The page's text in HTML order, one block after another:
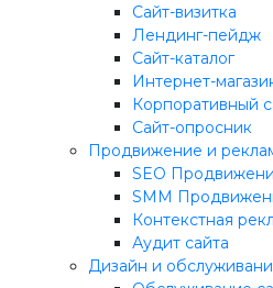
Сайт-визитка
Лендинг-пейдж
Сайт-каталог
Интернет-
Корпоративный
Сайт-опросник
Продвижение и
SEO
SMM
Контекстная
Аудит сайта
Дизайн и